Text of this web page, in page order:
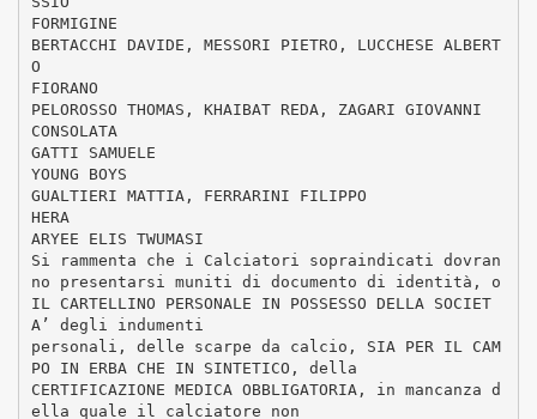
FORMIGINE
BERTACCHI DAVIDE, MESSORI PIETRO, LUCCHESE ALBERT
O
FIORANO
PELOROSSO THOMAS, KHAIBAT REDA, ZAGARI GIOVANNI
CONSOLATA
GATTI SAMUELE
YOUNG BOYS
GUALTIERI MATTIA, FERRARINI FILIPPO
HERA
ARYEE ELIS TWUMASI
Si rammenta che i Calciatori sopraindicati dovran
no presentarsi muniti di documento di identità, o
IL CARTELLINO PERSONALE IN POSSESSO DELLA SOCIET
A’ degli indumenti
personali, delle scarpe da calcio, SIA PER IL CAM
PO IN ERBA CHE IN SINTETICO, della
CERTIFICAZIONE MEDICA OBBLIGATORIA, in mancanza d
ella quale il calciatore non